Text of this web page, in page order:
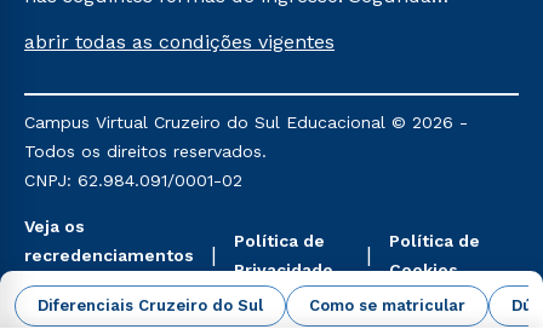
Diferenciais Cruzeiro do Sul Como se matricular
Já para as demais, a taxa de matrícula será de R$
mencionadas são referentes aos cursos: Ensino
Religioso, Geografia para a Docência e Metodologia
do Ensino de História: Questões Atuais.
abrir todas as condições vigentes
Campus Virtual Cruzeiro do Sul Educacional © 2026 -
Todos os direitos reservados.
CNPJ: 62.984.091/0001-02
Veja os
recredenciamentos
aqui
Política de
Privacidade
Política de
Cookies